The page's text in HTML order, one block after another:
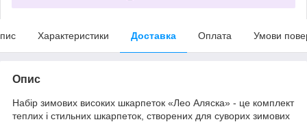
Характеристики Доставка Оплата Умови
Опис
Набір зимових високих шкарпеток «Лео Аляска» - це комплект
теплих і стильних шкарпеток, створених для суворих зимових